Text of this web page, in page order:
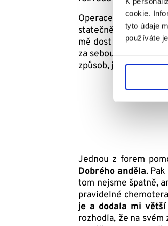
cookie.
tyto údaje
používáte
Operace byla
statečně zastal
mě dost náročná,
za sebou. Vždy to
způsob, jak zajistit
Jednou z forem
Dobrého anděla.
tom nejsme špatně,
pravidelné
je a dodala mi větší
rozhodla, že na